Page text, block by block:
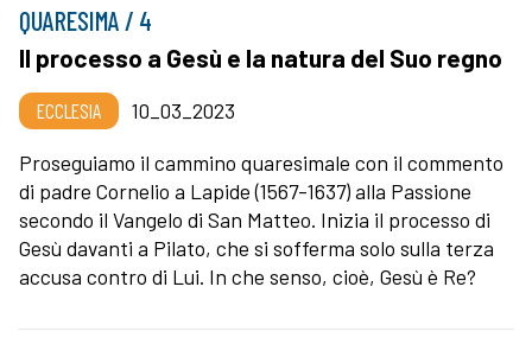
QUARESIMA / 4
Il processo a Gesù e la natura del Suo regno
ECCLESIA
10_03_2023
Proseguiamo il cammino quaresimale con il commento
di padre Cornelio a Lapide (1567-1637) alla Passione
secondo il Vangelo di San Matteo. Inizia il processo di
Gesù davanti a Pilato, che si sofferma solo sulla terza
accusa contro di Lui. In che senso, cioè, Gesù è Re?